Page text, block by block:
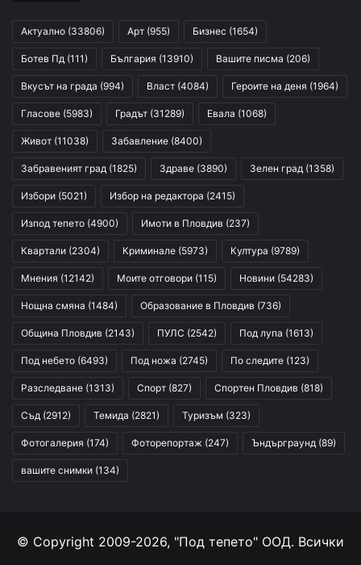
Актуално (33806) Арт (955) Бизнес (1654)
Ботев Пд (111) България (13910) Вашите писма (206)
Вкусът на града (994) Власт (4084) Героите на деня (1964)
Гласове (5983) Градът (31289) Евала (1068)
Живот (11038) Забавление (8400)
Забравеният град (1825) Здраве (3890) Зелен град (1358)
Избори (5021) Избор на редактора (2415)
Изпод тепето (4900) Имоти в Пловдив (237)
Квартали (2304) Криминале (5973) Култура (9789)
Мнения (12142) Моите отговори (115) Новини (54283)
Нощна смяна (1484) Образование в Пловдив (736)
Община Пловдив (2143) ПУЛС (2542) Под лупа (1613)
Под небето (6493) Под ножа (2745) По следите (123)
Разследване (1313) Спорт (827) Спортен Пловдив (818)
Съд (2912) Темида (2821) Туризъм (323)
Фотогалерия (174) Фоторепортаж (247) Ъндърграунд (89)
вашите снимки (134)
© Copyright 2009-2026, "Под тепето" ООД. Всички